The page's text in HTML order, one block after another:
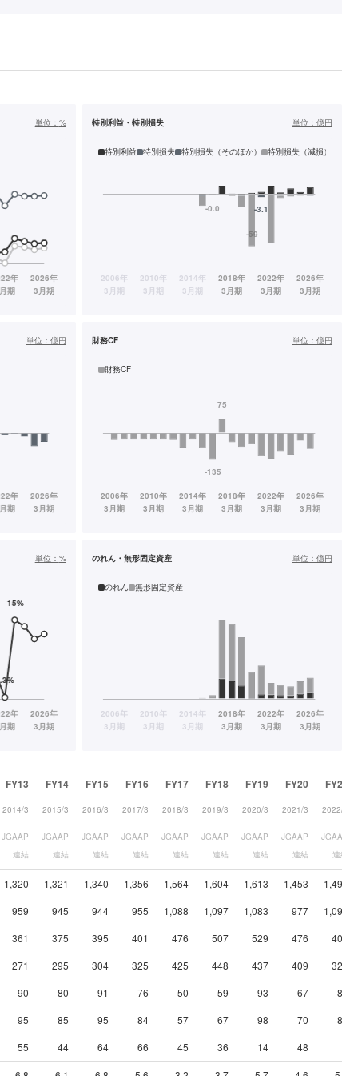
単位： % 特別利益・特別損失 単位： 億円
特別利益 特別損失 特別損失（そのほか） 特別損失（減損）
単位： 億円 財務CF 単位： 億円
財務CF
単位： % のれん・無形固定資産 単位： 億円
のれん 無形固定資産
FY13 FY14 FY15 FY16 FY17 FY18 FY19 FY20 FY21
2014/3 2015/3 2016/3 2017/3 2018/3 2019/3 2020/3 2021/3 2022/3
JGAAP
連結
JGAAP
連結
JGAAP
連結
JGAAP
連結
JGAAP
連結
JGAAP
連結
JGAAP
連結
JGAAP
連結
JGAAP
連結
1,320 1,321 1,340 1,356 1,564 1,604 1,613 1,453 1,495
959 945 944 955 1,088 1,097 1,083 977 1,095
361 375 395 401 476 507 529 476 400
271 295 304 325 425 448 437 409 320
90 80 91 76 50 59 93 67 80
95 85 95 84 57 67 98 70 82
55 44 64 66 45 36 14 48